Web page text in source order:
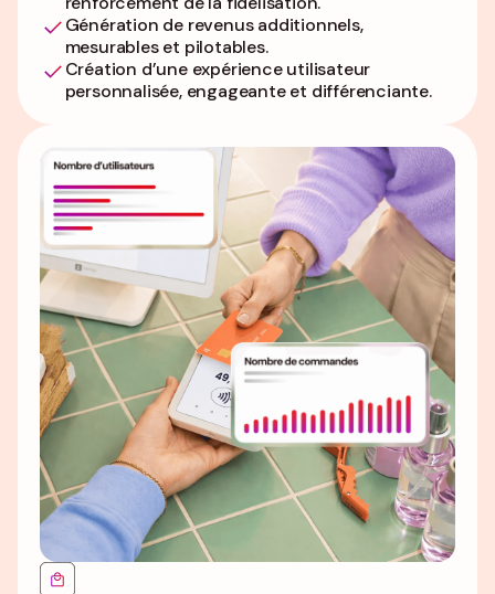
Génération de revenus additionnels,
mesurables et pilotables.
Création d’une expérience utilisateur
personnalisée, engageante et différenciante.